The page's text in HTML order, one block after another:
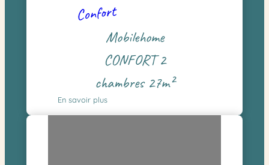
Confort
Mobilehome
CONFORT 2
chambres 27m²
En savoir plus